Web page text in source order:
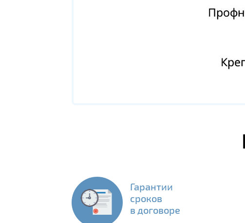
Гарантии
сроков
в договоре